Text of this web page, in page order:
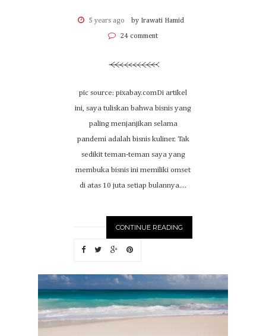
5 years ago by Irawati Hamid
24 comment
pic source: pixabay.comDi artikel
ini, saya tuliskan bahwa bisnis yang
paling menjanjikan selama
pandemi adalah bisnis kuliner. Tak
sedikit teman-teman saya yang
membuka bisnis ini memiliki omset
di atas 10 juta setiap bulannya....
CONTINUE READING